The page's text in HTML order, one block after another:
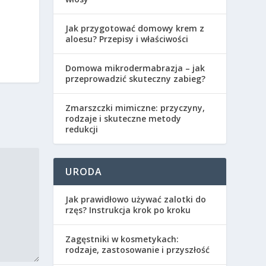
Jak przygotować domowy krem z
aloesu? Przepisy i właściwości
Domowa mikrodermabrazja – jak
przeprowadzić skuteczny zabieg?
Zmarszczki mimiczne: przyczyny,
rodzaje i skuteczne metody
redukcji
URODA
Jak prawidłowo używać zalotki do
rzęs? Instrukcja krok po kroku
Zagęstniki w kosmetykach:
rodzaje, zastosowanie i przyszłość